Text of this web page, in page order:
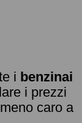
i benzinai
i prezzi
caro a